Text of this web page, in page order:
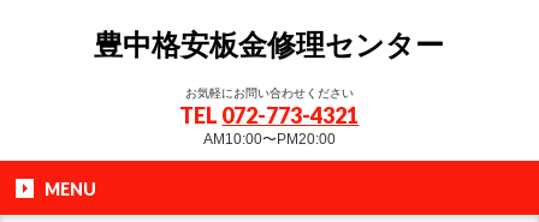
豊中格安板金修理センター
お気軽にお問い合わせください
TEL 072-773-4321
AM10:00〜PM20:00
MENU